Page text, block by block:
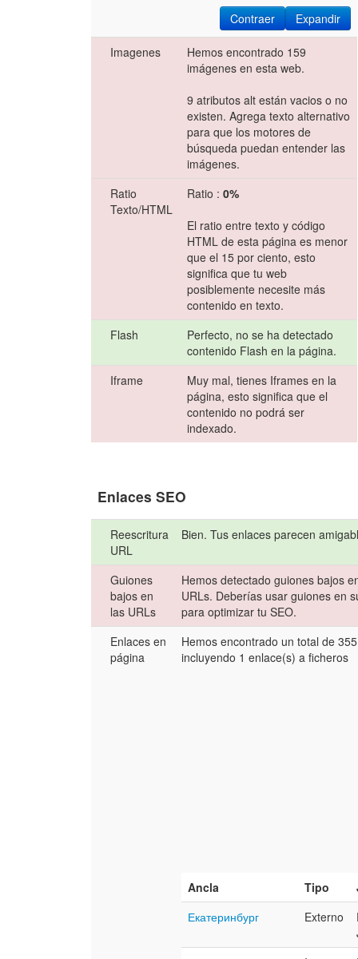
Expandir
Contraer
Imagenes
Hemos encontrado 159
imágenes en esta web.
9 atributos alt están vacios o no
existen. Agrega texto alternativo
para que los motores de
búsqueda puedan entender las
imágenes.
Ratio
Texto/HTML
Ratio :0%
El ratio entre texto y código
HTML de esta página es menor
que el 15 por ciento, esto
significa que tu web
posiblemente necesite más
contenido en texto.
Flash
Perfecto, no se ha detectado
contenido Flash en la página.
Iframe
Muy mal, tienes Iframes en la
página, esto significa que el
contenido no podrá ser
indexado.
Enlaces SEO
Reescritura
URL
Bien. Tus enlaces parecen
Guiones
bajos en
las URLs
Hemos detectado guiones bajos
URLs. Deberías usar guiones en
para optimizar tu SEO.
Enlaces en
página
Hemos encontrado un total de
incluyendo 1 enlace(s) a ficheros
Ancla Tipo
Екатеринбург
Externo